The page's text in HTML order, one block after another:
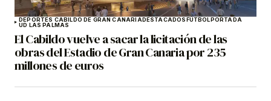
DEPORTES CABILDO DE GRAN CANARIADESTACADOSFÚTBOLPORTADA
UD LAS PALMAS
El Cabildo vuelve a sacar la licitación de las
obras del Estadio de Gran Canaria por 235
millones de euros